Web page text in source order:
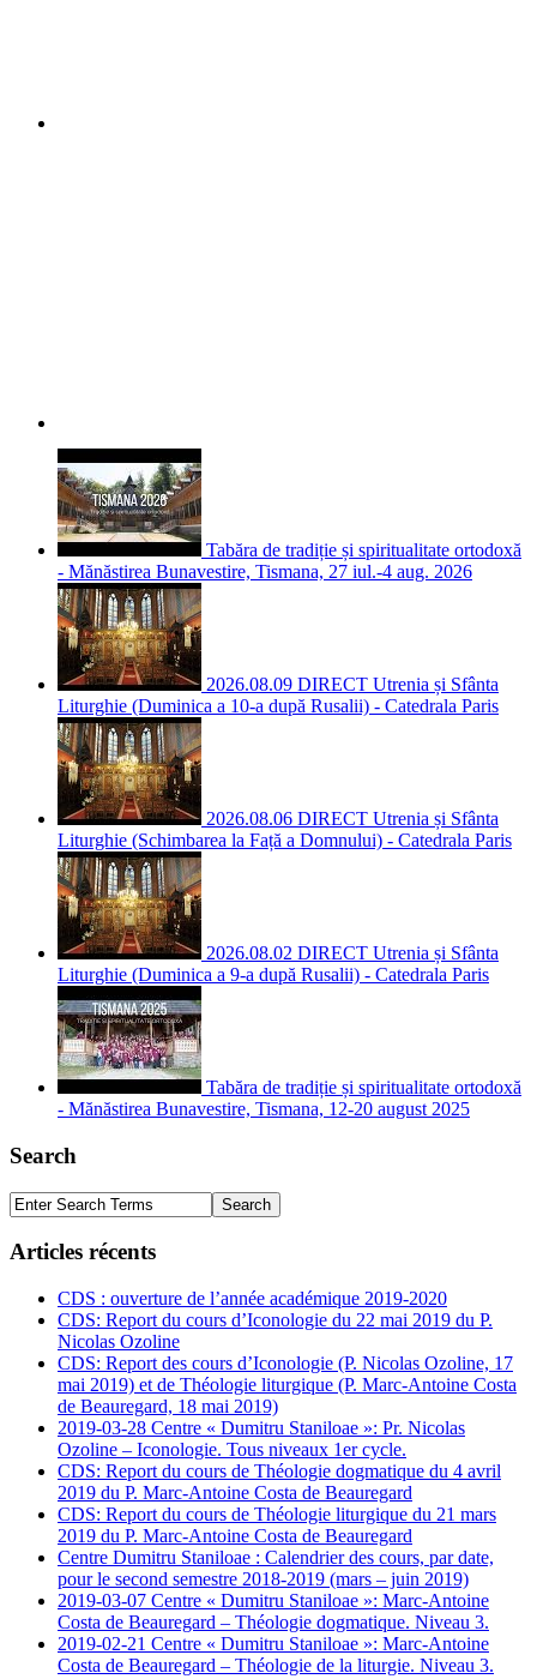
Tabăra de tradiție și spiritualitate ortodoxă
- Mănăstirea Bunavestire, Tismana, 27 iul.-4 aug. 2026
2026.08.09 DIRECT Utrenia și Sfânta
Liturghie (Duminica a 10-a după Rusalii) - Catedrala Paris
2026.08.06 DIRECT Utrenia și Sfânta
Liturghie (Schimbarea la Față a Domnului) - Catedrala Paris
2026.08.02 DIRECT Utrenia și Sfânta
Liturghie (Duminica a 9-a după Rusalii) - Catedrala Paris
Tabăra de tradiție și spiritualitate ortodoxă
- Mănăstirea Bunavestire, Tismana, 12-20 august 2025
Search
Articles récents
CDS : ouverture de l’année académique 2019-2020
CDS: Report du cours d’Iconologie du 22 mai 2019 du P.
Nicolas Ozoline
CDS: Report des cours d’Iconologie (P. Nicolas Ozoline, 17
mai 2019) et de Théologie liturgique (P. Marc-Antoine Costa
de Beauregard, 18 mai 2019)
2019-03-28 Centre « Dumitru Staniloae »: Pr. Nicolas
Ozoline – Iconologie. Tous niveaux 1er cycle.
CDS: Report du cours de Théologie dogmatique du 4 avril
2019 du P. Marc-Antoine Costa de Beauregard
CDS: Report du cours de Théologie liturgique du 21 mars
2019 du P. Marc-Antoine Costa de Beauregard
Centre Dumitru Staniloae : Calendrier des cours, par date,
pour le second semestre 2018-2019 (mars – juin 2019)
2019-03-07 Centre « Dumitru Staniloae »: Marc-Antoine
Costa de Beauregard – Théologie dogmatique. Niveau 3.
2019-02-21 Centre « Dumitru Staniloae »: Marc-Antoine
Costa de Beauregard – Théologie de la liturgie. Niveau 3.